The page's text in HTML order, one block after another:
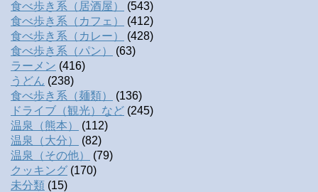
食べ歩き系（居酒屋）
(543)
食べ歩き系（カフェ）
(412)
食べ歩き系（カレー）
(428)
食べ歩き系（パン）
(63)
ラーメン (416)
うどん (238)
食べ歩き系（麺類）
(136)
ドライブ（観光）など (245)
温泉（熊本）
(112)
温泉（大分）
(82)
温泉（その他）
(79)
クッキング (170)
未分類 (15)